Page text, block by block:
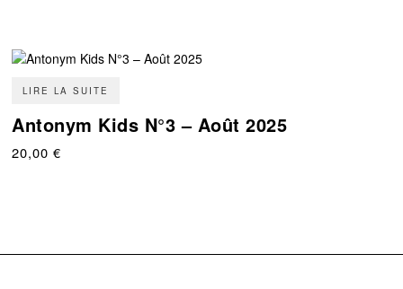
LIRE LA SUITE
Antonym Kids N°3 – Août 2025
20,00€